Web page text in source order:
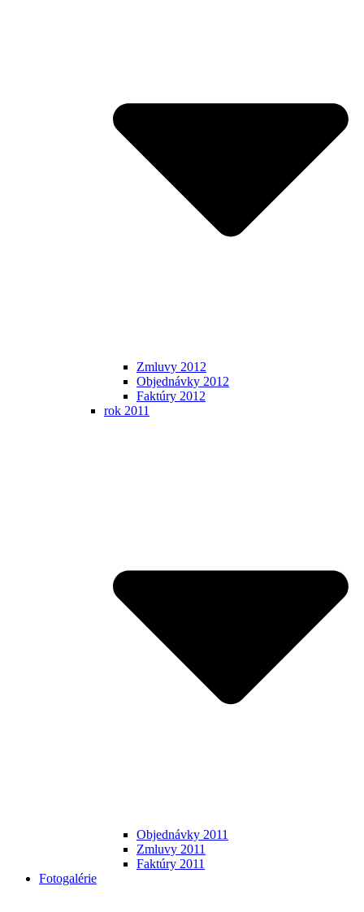
Zmluvy 2012
Objednávky 2012
Faktúry 2012
rok 2011
Objednávky 2011
Zmluvy 2011
Faktúry 2011
Fotogalérie